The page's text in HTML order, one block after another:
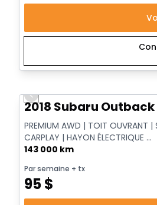
Previous slide
2018 Subaru
PREMIUM AWD | TOIT OUVRANT |
CARPLAY | HAYON ÉLECTRIQUE ...
143 000 km
Par semaine + tx
95$